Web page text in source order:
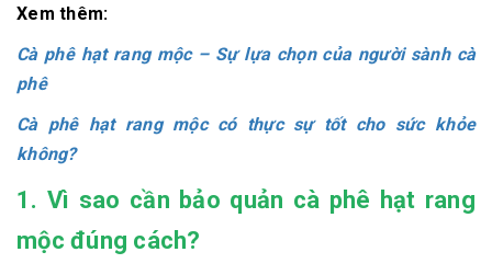
Xem thêm:
Cà phê hạt rang mộc – Sự lựa chọn của người sành cà
phê
Cà phê hạt rang mộc có thực sự tốt cho sức khỏe
không?
1. Vì sao cần bảo quản cà phê hạt rang
mộc đúng cách?